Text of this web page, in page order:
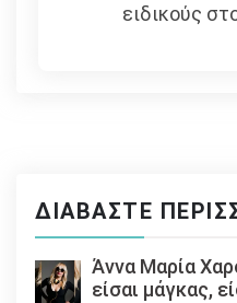
ειδικούς
ΔΙΑΒΆΣΤΕ
Άννα Μαρία
είσαι μάγκας,